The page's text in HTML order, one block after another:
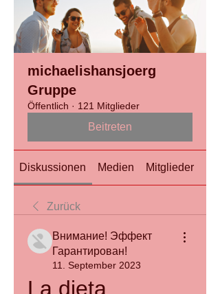
michaelishansjoerg
Gruppe
Öffentlich · 121 Mitglieder
Beitreten
Diskussionen Medien Mitglieder
Zurück
Внимание! Эффект
Гарантирован!
11. September 2023
La dieta